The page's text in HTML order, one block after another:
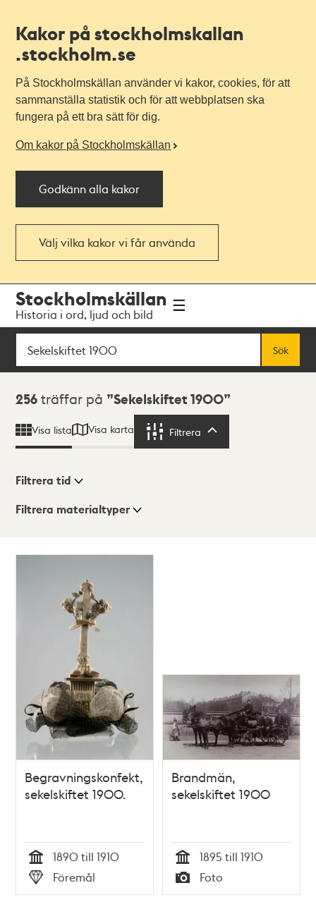
Kakor på stockholmskallan
.stockholm.se
På Stockholmskällan använder vi kakor, cookies, för att
sammanställa statistik och för att webbplatsen ska
fungera på ett bra sätt för dig.
Om kakor på Stockholmskällan
Godkänn alla kakor
Välj vilka kakor vi får använda
navigationen
huvudinnehållet
Stockholmskällan
Historia i ord, ljud och bild
Sök
Sök
Sökresultat
256 träffar på Sekelskiftet 1900
Visa lista Visa karta Filtrera
Visningsläge
Filtrera tid
Filtrera materialtyper
Begravningskonfekt,
sekelskiftet 1900.
Tid
1890 till 1910
Typ
Föremål
Brandmän,
sekelskiftet 1900
Tid
1895 till 1910
Typ
Foto